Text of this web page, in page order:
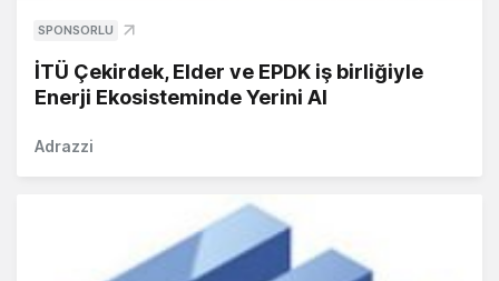
SPONSORLU
İTÜ Çekirdek, Elder ve EPDK iş birliğiyle
Enerji Ekosisteminde Yerini Al
Adrazzi